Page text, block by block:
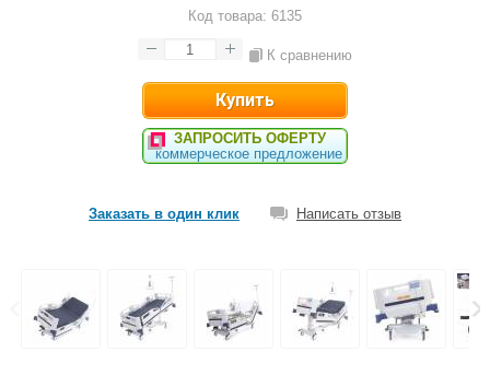
Код товара: 6135
К сравнению
ЗАПРОСИТЬ ОФЕРТУ
коммерческое предложение
Заказать в один клик Написать отзыв